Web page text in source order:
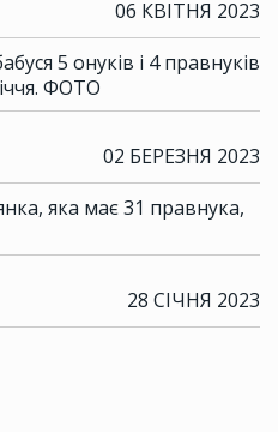
06 КВІТНЯ 2023
5 онуків і 4 правнуків
ФОТО
02 БЕРЕЗНЯ 2023
яка має 31 правнука,
28 СІЧНЯ 2023